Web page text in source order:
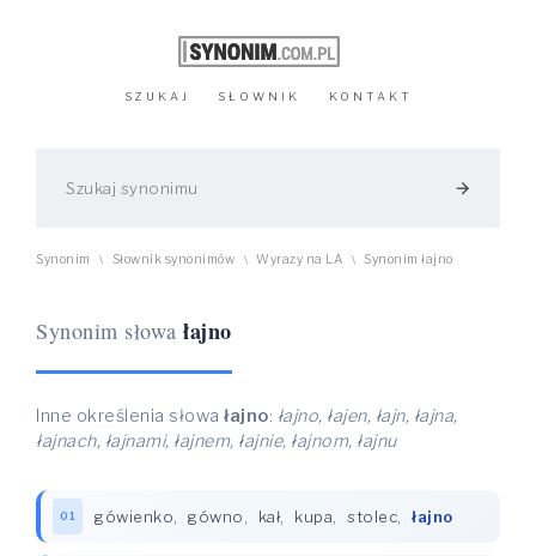
SZUKAJ SŁOWNIK KONTAKT
arrow_forward
Synonim \ Słownik synonimów \ Wyrazy na LA \ Synonim łajno
Synonim słowa łajno
Inne określenia słowa łajno: łajno, łajen, łajn, łajna,
łajnach, łajnami, łajnem, łajnie, łajnom, łajnu
01 gówienko gówno kał, kupa stolec łajno